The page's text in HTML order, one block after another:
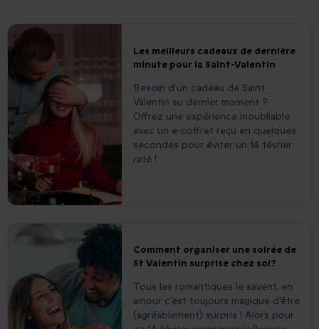
Les meilleurs cadeaux de dernière
minute pour la Saint-Valentin
Besoin d’un cadeau de Saint-
Valentin au dernier moment ?
Offrez une expérience inoubliable
avec un e-coffret reçu en quelques
secondes pour éviter un 14 février
raté !
Comment organiser une soirée de
St Valentin surprise chez soi?
Tous les romantiques le savent, en
amour c'est toujours magique d'être
(agréablement) surpris ! Alors pour